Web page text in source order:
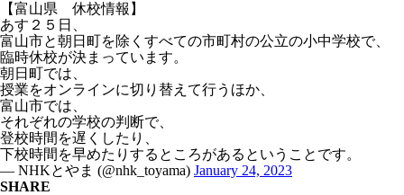
【富山県 休校情報】
あす２５日、
富山市と朝日町を除くすべての市町村の公立の小中学校で、
臨時休校が決まっています。
朝日町では、
授業をオンラインに切り替えて行うほか、
富山市では、
それぞれの学校の判断で、
登校時間を遅くしたり、
下校時間を早めたりするところがあるということです。
— NHKとやま (@nhk_toyama) January 24, 2023
SHARE